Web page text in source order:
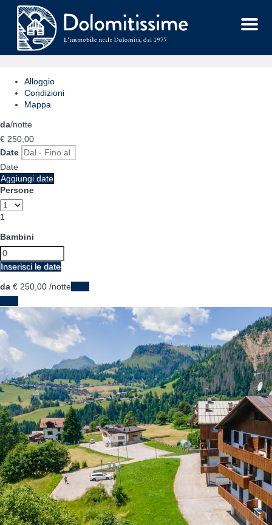
Menu
Alloggio
Condizioni
Mappa
da/notte
€ 250, 00
Date
Date
Aggiungi date
Persone
1
Bambini
Inserisci le date
da € 250, 00 /notte